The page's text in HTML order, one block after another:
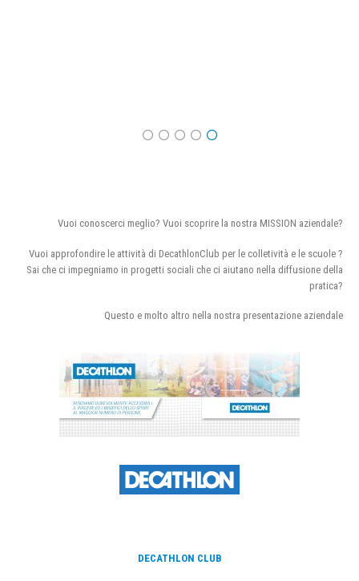
Vuoi conoscerci meglio? Vuoi scoprire la nostra MISSION aziendale?
Vuoi approfondire le attività di DecathlonClub per le colletività e le scuole ?
Sai che ci impegniamo in progetti sociali che ci aiutano nella diffusione della
pratica?
Questo e molto altro nella nostra presentazione aziendale
DECATHLON CLUB